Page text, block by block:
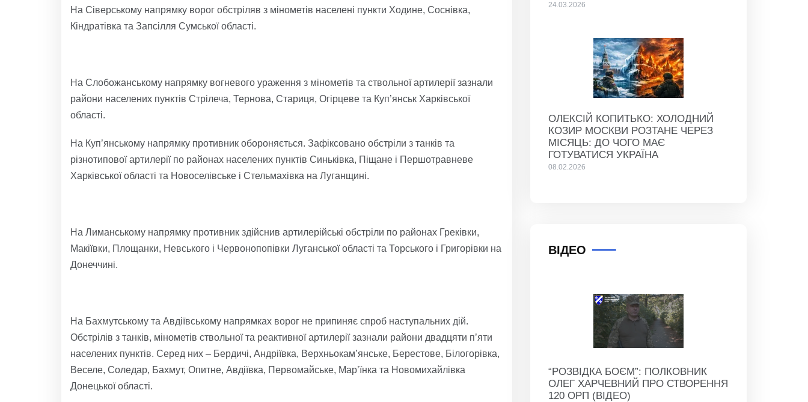
На Сіверському напрямку ворог обстріляв з мінометів населені пункти Ходине, Соснівка,
Кіндратівка та Запсілля Сумської області.
На Слобожанському напрямку вогневого ураження з мінометів та ствольної артилерії зазнали
райони населених пунктів Стрілеча, Тернова, Стариця, Огірцеве та Куп’янськ Харківської
області.
На Куп’янському напрямку противник обороняється. Зафіксовано обстріли з танків та
різнотипової артилерії по районах населених пунктів Синьківка, Піщане і Першотравневе
Харківської області та Новоселівське і Стельмахівка на Луганщині.
На Лиманському напрямку противник здійснив артилерійські обстріли по районах Греківки,
Макіївки, Площанки, Невського і Червонопопівки Луганської області та Торського і Григорівки на
Донеччині.
На Бахмутському та Авдіївському напрямках ворог не припиняє спроб наступальних дій.
Обстрілів з танків, мінометів ствольної та реактивної артилерії зазнали райони двадцяти п’яти
населених пунктів. Серед них – Бердичі, Андріївка, Верхньокам’янське, Берестове, Білогорівка,
Веселе, Соледар, Бахмут, Опитне, Авдіївка, Первомайське, Мар’їнка та Новомихайлівка
Донецької області.
24.03.2026
ОЛЕКСІЙ КОПИТЬКО: ХОЛОДНИЙ
КОЗИР МОСКВИ РОЗТАНЕ ЧЕРЕЗ
МІСЯЦЬ: ДО ЧОГО МАЄ
ГОТУВАТИСЯ УКРАЇНА
08.02.2026
ВІДЕО
“РОЗВІДКА БОЄМ”: ПОЛКОВНИК
ОЛЕГ ХАРЧЕВНИЙ ПРО СТВОРЕННЯ
120 ОРП (ВІДЕО)